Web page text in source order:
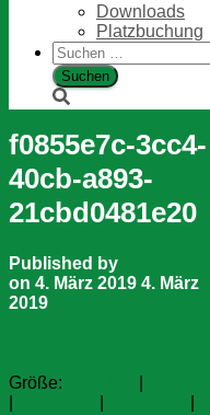
Downloads
Platzbuchung
Suchen
nach:
f0855e7c-3cc4-
40cb-a893-
21cbd0481e20
Published by
on 4. März 2019 4. März
2019
Größe: